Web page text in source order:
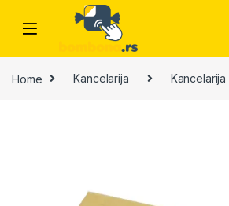
Skip to navigation
Home Kancelarija Kancelarija